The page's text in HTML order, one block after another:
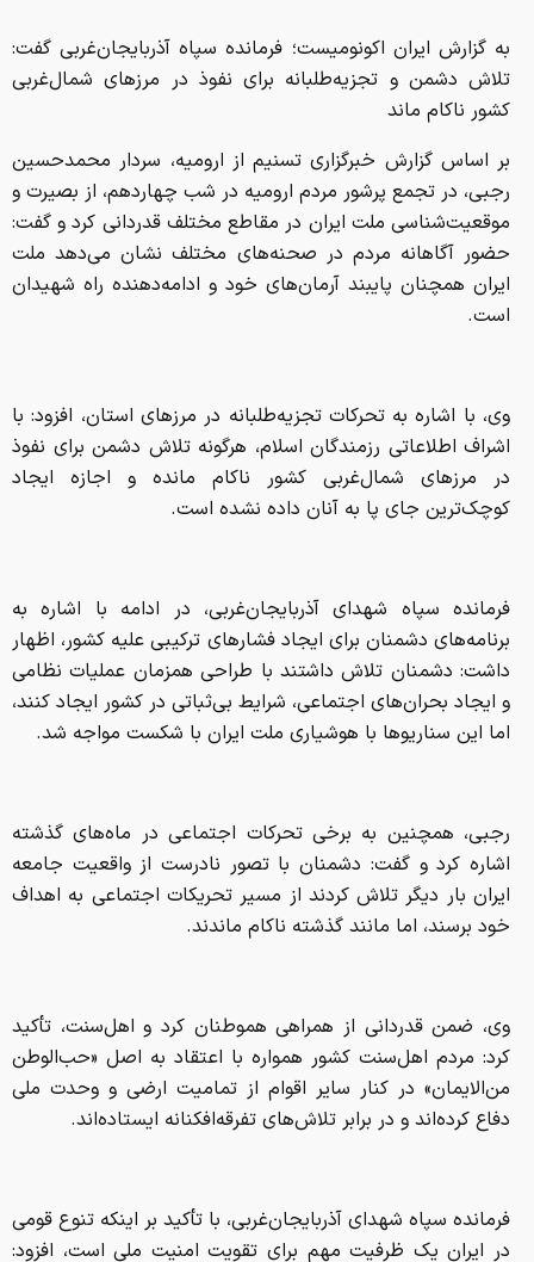
حضور آگاهانه مردم در صحنه‌های مختلف نشان می‌دهد ملت
ایران همچنان پایبند آرمان‌های خود و ادامه‌دهنده راه شهیدان
است.
وی، با اشاره به تحرکات تجزیه‌طلبانه در مرزهای استان، افزود: با
اشراف اطلاعاتی رزمندگان اسلام، هرگونه تلاش دشمن برای نفوذ
در مرزهای شمال‌غربی کشور ناکام مانده و اجازه ایجاد
کوچک‌ترین جای پا به آنان داده نشده است.
فرمانده سپاه شهدای آذربایجان‌غربی، در ادامه با اشاره به
برنامه‌های دشمنان برای ایجاد فشارهای ترکیبی علیه کشور، اظهار
داشت: دشمنان تلاش داشتند با طراحی همزمان عملیات نظامی
و ایجاد بحران‌های اجتماعی، شرایط بی‌ثباتی در کشور ایجاد کنند،
رجبی، همچنین به برخی تحرکات اجتماعی در ماه‌های گذشته
اشاره کرد و گفت: دشمنان با تصور نادرست از واقعیت جامعه
ایران بار دیگر تلاش کردند از مسیر تحریکات اجتماعی به اهداف
خود برسند، اما مانند گذشته ناکام ماندند.
وی، ضمن قدردانی از همراهی هموطنان کرد و اهل‌سنت، تأکید
کرد: مردم اهل‌سنت کشور همواره با اعتقاد به اصل «حب‌الوطن
من‌الایمان» در کنار سایر اقوام از تمامیت ارضی و وحدت ملی
دفاع کرده‌اند و در برابر تلاش‌های تفرقه‌افکنانه ایستاده‌اند.
فرمانده سپاه شهدای آذربایجان‌غربی، با تأکید بر اینکه تنوع قومی
در ایران یک ظرفیت مهم برای تقویت امنیت ملی است، افزود:
اتحاد میان اقوام و مذاهب مختلف در کشور یکی از عوامل اصلی
پایداری امنیت و اقتدار ملی محسوب می‌شود.
وی، در بخش دیگری از سخنان خود با اشاره به نقش بسیار مهم
ایران در مقابله با داعش در اقلیم کردستان عراق گفت: در